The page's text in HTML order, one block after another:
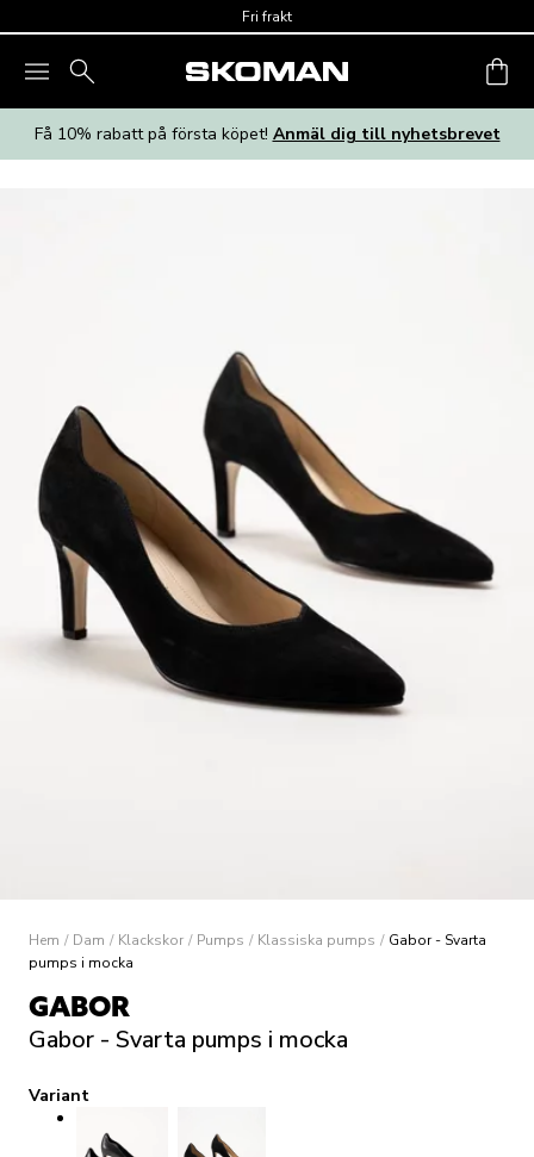
Fri frakt
Få 10% rabatt på första köpet! Anmäl dig till nyhetsbrevet
Hem / Dam / Klackskor / Pumps / Klassiska pumps / Gabor - Svarta
pumps i mocka
GABOR
Gabor - Svarta pumps i mocka
Variant